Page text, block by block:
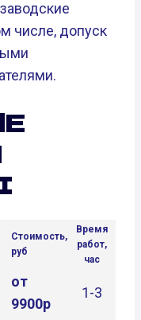
числе, допуск
Стоимость,
руб
Время
работ,
час
от
9900р
1-3